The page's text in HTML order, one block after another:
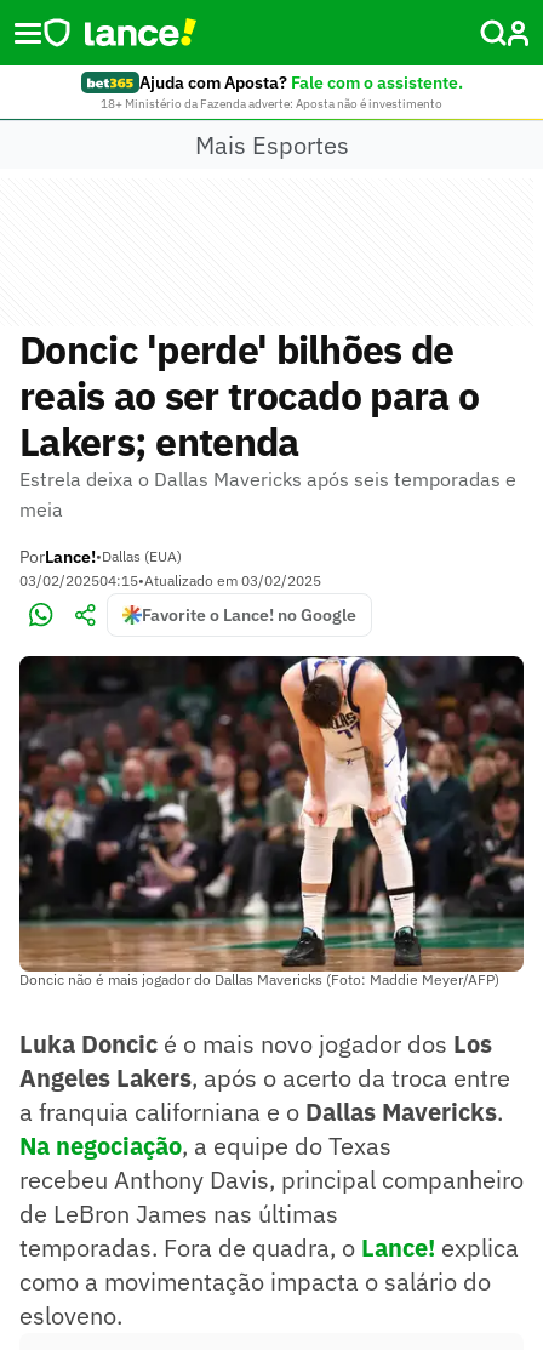
Ajuda com Aposta? Fale com o assistente.
18+ Ministério da Fazenda adverte: Aposta não é investimento
Mais Esportes
Doncic 'perde' bilhões de
reais ao ser trocado para o
Lakers; entenda
Estrela deixa o Dallas Mavericks após seis temporadas e
meia
PorLance!•Dallas (EUA)
03/02/202504:15•Atualizado em 03/02/2025
Favorite o Lance! no Google
Doncic não é mais jogador do Dallas Mavericks (Foto: Maddie Meyer/AFP)
Luka Doncic é o mais novo jogador dos Los
Angeles Lakers, após o acerto da troca entre
a franquia californiana e o Dallas Mavericks.
Na negociação, a equipe do Texas
recebeu Anthony Davis, principal companheiro
de LeBron James nas últimas
temporadas. Fora de quadra, o Lance! explica
como a movimentação impacta o salário do
esloveno.